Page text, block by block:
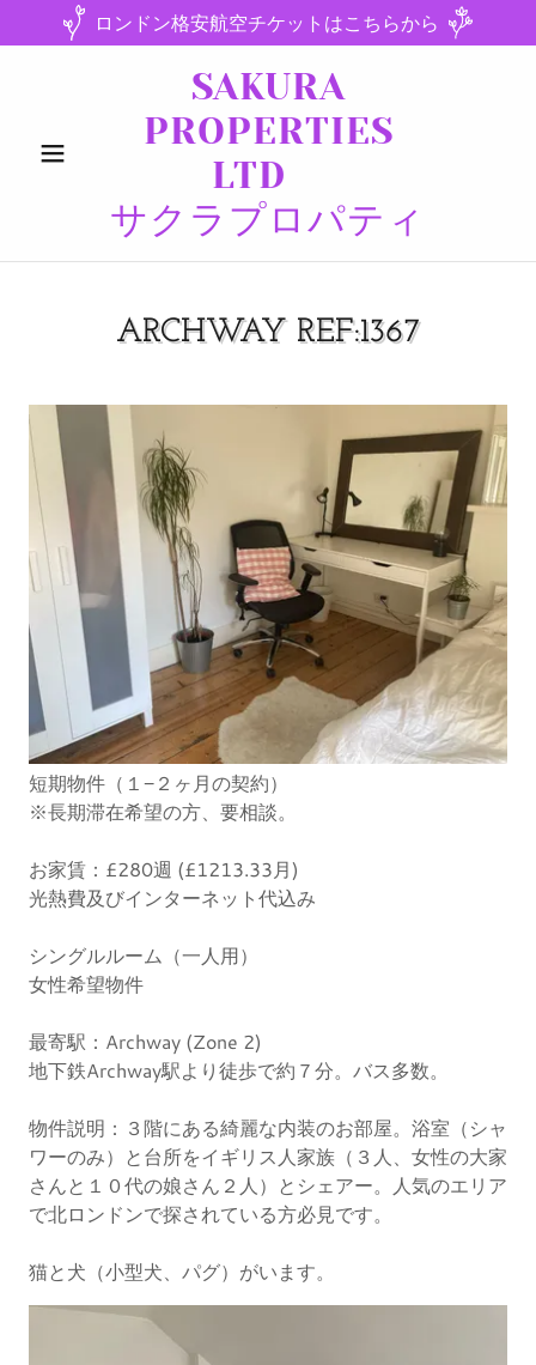
ロンドン格安航空チケットはこちらから
SAKURA
PROPERTIES
LTD
サクラプロパティ
ARCHWAY REF:1367
短期物件（１−２ヶ月の契約）
※長期滞在希望の方、要相談。
お家賃：£280週 (£1213.33月)
光熱費及びインターネット代込み
シングルルーム（一人用）
女性希望物件
最寄駅：Archway (Zone 2)
地下鉄Archway駅より徒歩で約７分。バス多数。
物件説明：３階にある綺麗な内装のお部屋。浴室（シャ
ワーのみ）と台所をイギリス人家族（３人、女性の大家
さんと１０代の娘さん２人）とシェアー。人気のエリア
で北ロンドンで探されている方必見です。
猫と犬（小型犬、パグ）がいます。